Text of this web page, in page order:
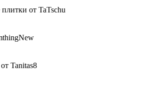
от TaTschu
Tanitas8